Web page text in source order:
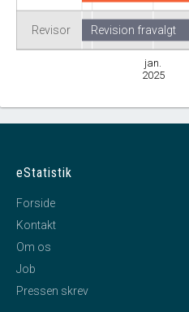
Revisor
jan.
2025
Revision fravalgt
eStatistik
Forside
Kontakt
Om os
Job
Pressen skrev